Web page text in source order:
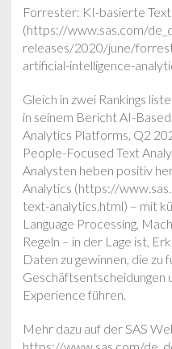
Forrester: KI-basierte
(https://www.sas.com/
releases/2020/june/
artificial-intelligence-
Gleich in zwei Rankings
in seinem Bericht AI-
Analytics Platforms, Q2
People-Focused Text
Analysten heben positiv
Analytics (https://
text-analytics.html) – mit
Language Processing,
Regeln – in der Lage ist,
Daten zu gewinnen, die zu
Geschäftsentscheidungen
Experience führen.
Mehr dazu auf der SAS